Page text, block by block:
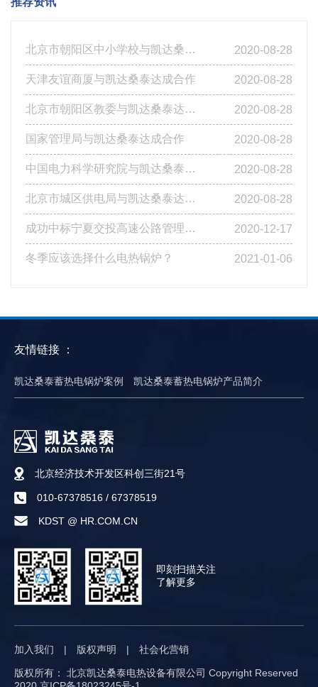
北京市朝阳区中小学校与凯达桑泰达成合作 2020-08-28
天津友谊商厦与凯达桑泰达成合作 2020-08-28
北京市朝阳区教委与凯达桑泰达成合作 2020-08-28
国家管理局与凯达桑泰达成合作 2020-08-28
中国电力科学研究院与凯达桑泰达成合作 2020-08-28
北京市城区供电局与凯达桑泰达成合作 2020-08-28
成功中标宁夏交投高速公路管理有限公司基层站点燃煤改造工程第四标段 2020-12-17
冬季应该选择什么电热锅炉？ 2021-01-06
友情链接 ：
凯达桑泰蓄热电锅炉案例 凯达桑泰蓄热电锅炉产品简介
北京经济技术开发区科创三街21号
010-67378516 / 67378519
KDST @ HR.COM.CN
即刻扫描关注
了解更多
加入我们 | 版权声明 | 社会化营销
版权所有： 北京凯达桑泰电热设备有限公司 Copyright Reserved